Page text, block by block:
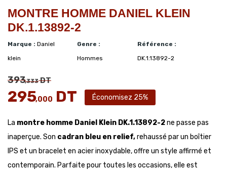
MONTRE HOMME DANIEL KLEIN
DK.1.13892-2
Marque : Daniel
klein
Genre :
Hommes
Référence :
DK.1.13892-2
393,333DT
295,000 DT Économisez 25%
La montre homme Daniel Klein DK.1.13892-2ne passe pas
inaperçue. Son cadran bleu en relief,rehaussé par un boîtier
IPS et un bracelet en acier inoxydable, offre un style affirmé et
contemporain. Parfaite pour toutes les occasions, elle est